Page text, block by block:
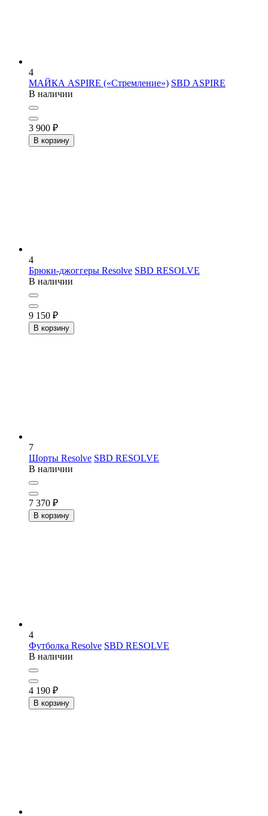
4
МАЙКА ASPIRE («Стремление») SBD ASPIRE
В наличии
3 900 ₽
В корзину
4
Брюки-джоггеры Resolve SBD RESOLVE
В наличии
9 150 ₽
В корзину
7
Шорты Resolve SBD RESOLVE
В наличии
7 370 ₽
В корзину
4
Футболка Resolve SBD RESOLVE
В наличии
4 190 ₽
В корзину